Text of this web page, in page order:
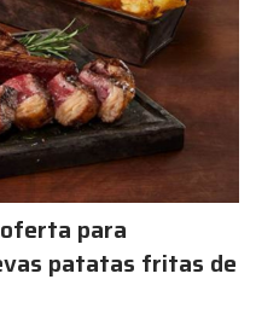
para
patatas fritas de